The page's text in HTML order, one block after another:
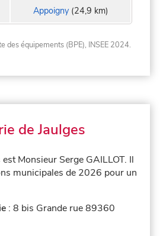
Appoigny(24,9 km)
des équipements (BPE), INSEE 2024.
de Jaulges
est Monsieur Serge GAILLOT. Il
municipales de 2026 pour un
: 8 bis Grande rue 89360